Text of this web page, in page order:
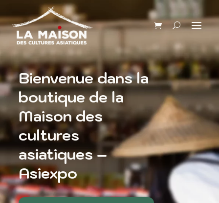
Bienvenue dans la
boutique de la
Maison des
cultures
asiatiques –
Asiexpo